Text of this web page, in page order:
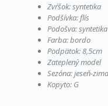
Zvŕšok: syntetika
Podšívka: flís
Podošva: syntetika
Farba: bordo
Podpätok: 8,5cm
Zateplený model
Sezóna: jeseň-zima
Kopyto: G